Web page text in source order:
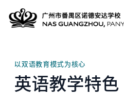
以双语教育模式为核心
英语教学特色